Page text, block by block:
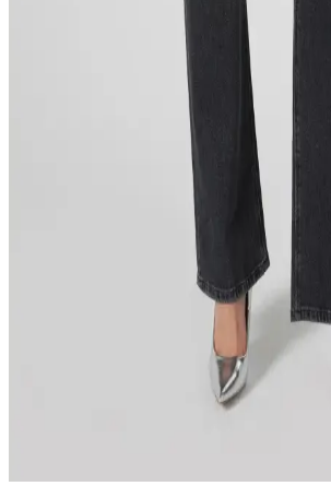
Oni 121S Ishikawadai 15oz
Pantolonların Fit ve Kesim
Oni 121S Ishikawadai 15oz jean pantolon,
konik kesimiyle dikkat çekiyor. Kullanıcı
ve alternatif kesim önerileriyle pantolonun fit
Buck Mason Full Saddle Jean 36
Kesim ve Paça Boyu İncelemesi
Buck Mason Full Saddle Jean 36 beden,
bol durabilir. Yüksek bel kesimi ve paça boyu
uygunluğu artırır. Terzi hizmeti ve alternatif
Bootcut Jean Modası ve
Modelin Değerlendirmesi
Bootcut jeanler, botlarla uyumlu klasik
günümüzde daha çok düz paça ve rahat